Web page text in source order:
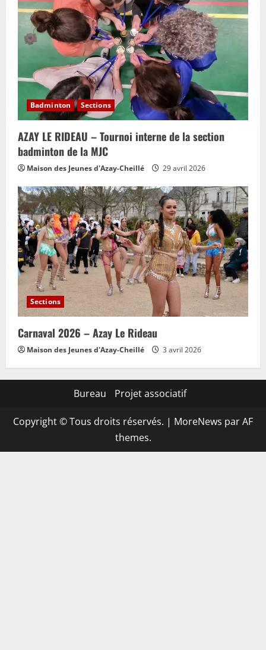
Badminton Sections
AZAY LE RIDEAU – Tournoi interne de la section
badminton de la MJC
Maison des Jeunes d'Azay-Cheillé 29 avril 2026
Sections
Carnaval 2026 – Azay Le Rideau
Maison des Jeunes d'Azay-Cheillé 3 avril 2026
Bureau Projet associatif
Copyright © Tous droits réservés. | MoreNews par AF
themes.